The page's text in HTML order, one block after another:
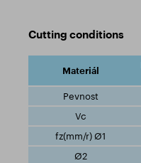
Cutting conditions